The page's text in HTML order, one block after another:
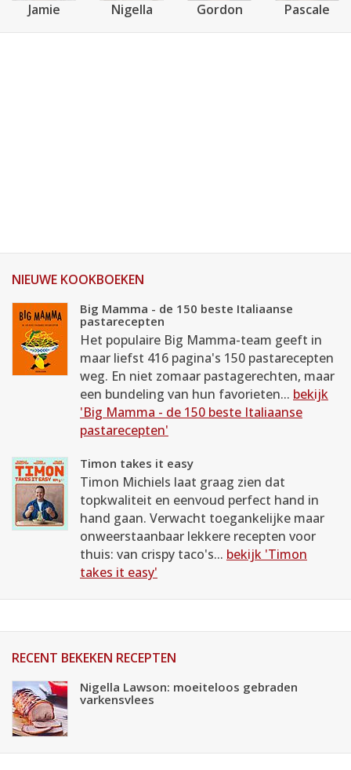
Jamie Nigella Gordon Pascale
NIEUWE KOOKBOEKEN
Big Mamma - de 150 beste Italiaanse
pastarecepten
Het populaire Big Mamma-team geeft in
maar liefst 416 pagina's 150 pastarecepten
weg. En niet zomaar pastagerechten, maar
een bundeling van hun favorieten... bekijk
'Big Mamma - de 150 beste Italiaanse
pastarecepten'
Timon takes it easy
Timon Michiels laat graag zien dat
topkwaliteit en eenvoud perfect hand in
hand gaan. Verwacht toegankelijke maar
onweerstaanbaar lekkere recepten voor
thuis: van crispy taco's... bekijk 'Timon
takes it easy'
RECENT BEKEKEN RECEPTEN
Nigella Lawson: moeiteloos gebraden
varkensvlees